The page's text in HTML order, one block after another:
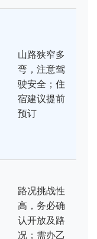
山路狭窄多
弯，注意驾
驶安全；住
宿建议提前
预订
路况挑战性
高，务必确
认开放及路
况；需办乙